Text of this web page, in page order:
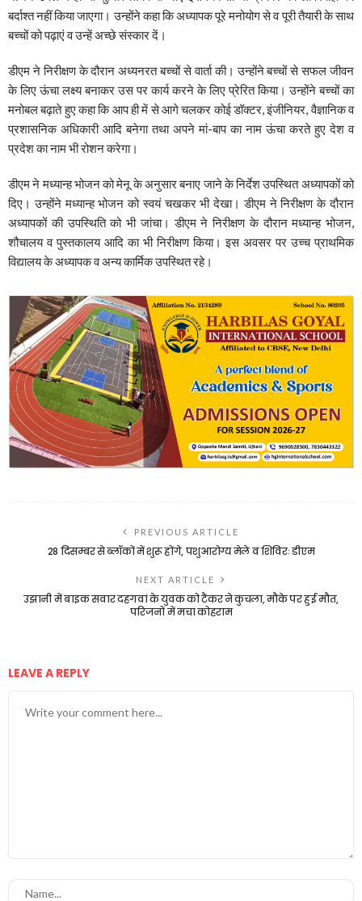
बर्दाश्त नहीं किया जाएगा। उन्होंने कहा कि अध्यापक पूरे मनोयोग से व पूरी तैयारी के साथ
बच्चों को पढ़ाएं व उन्हें अच्छे संस्कार दें।
डीएम ने निरीक्षण के दौरान अध्यनरत बच्चों से वार्ता की। उन्होंने बच्चों से सफल जीवन
के लिए ऊंचा लक्ष्य बनाकर उस पर कार्य करने के लिए प्रेरित किया। उन्होंने बच्चों का
मनोबल बढ़ाते हुए कहा कि आप ही में से आगे चलकर कोई डॉक्टर, इंजीनियर, वैज्ञानिक व
प्रशासनिक अधिकारी आदि बनेगा तथा अपने मां-बाप का नाम ऊंचा करते हुए देश व
प्रदेश का नाम भी रोशन करेगा।
डीएम ने मध्यान्ह भोजन को मेनू के अनुसार बनाए जाने के निर्देश उपस्थित अध्यापकों को
दिए। उन्होंने मध्यान्ह भोजन को स्वयं चखकर भी देखा। डीएम ने निरीक्षण के दौरान
अध्यापकों की उपस्थिति को भी जांचा। डीएम ने निरीक्षण के दौरान मध्यान्ह भोजन,
शौचालय व पुस्तकालय आदि का भी निरीक्षण किया। इस अवसर पर उच्च प्राथमिक
विद्यालय के अध्यापक व अन्य कार्मिक उपस्थित रहे।
PREVIOUS ARTICLE
28 दिसम्बर से ब्लॉकों में शुरू होंगे, पशुआरोग्य मेले व शिविरः डीएम
NEXT ARTICLE
उझानी में बाइक सवार दहगवां के युवक को टैंकर ने कुचला, मौके पर हुई मौत,
परिजनों में मचा कोहराम
LEAVE A REPLY